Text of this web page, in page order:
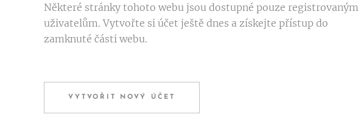
Některé stránky tohoto webu jsou dostupné pouze registrovaným
uživatelům. Vytvořte si účet ještě dnes a získejte přístup do
zamknuté části webu.
VYTVOŘIT NOVÝ ÚČET